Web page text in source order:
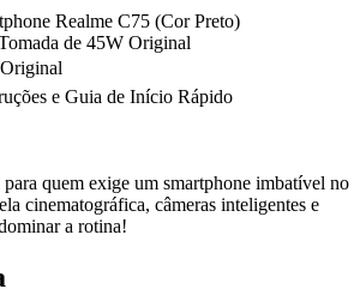
Realme C75 (Cor Preto)
de 45W Original
e Guia de Início Rápido
quem exige um smartphone imbatível no
cinematográfica, câmeras inteligentes e
a rotina!